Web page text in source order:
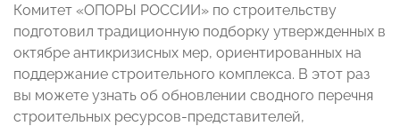
Комитет «ОПОРЫ РОССИИ» по строительству
подготовил традиционную подборку утвержденных в
октябре антикризисных мер, ориентированных на
поддержание строительного комплекса. В этот раз
вы можете узнать об обновлении сводного перечня
строительных ресурсов-представителей,